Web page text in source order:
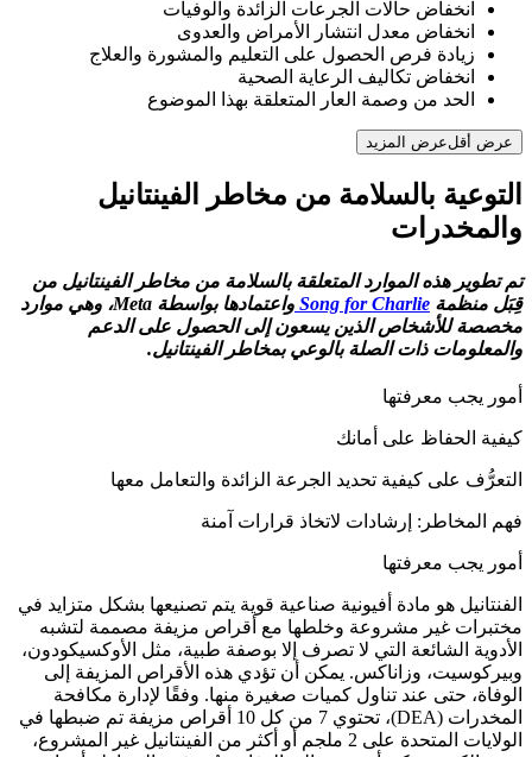
انخفاض حالات الجرعات الزائدة والوفيات
انخفاض معدل انتشار الأمراض والعدوى
زيادة فرص الحصول على التعليم والمشورة والعلاج
انخفاض تكاليف الرعاية الصحية
الحد من وصمة العار المتعلقة بهذا الموضوع
عرض أقلعرض المزيد
التوعية بالسلامة من مخاطر الفينتانيل
والمخدرات
تم تطوير هذه الموارد المتعلقة بالسلامة من مخاطر الفينتانيل من
قِبَل منظمة Song for Charlie
واعتمادها بواسطة Meta، وهي موارد
مخصصة للأشخاص الذين يسعون إلى الحصول على الدعم
والمعلومات ذات الصلة بالوعي بمخاطر الفينتانيل.
أمور يجب معرفتها
كيفية الحفاظ على أمانك
التعرُّف على كيفية تحديد الجرعة الزائدة والتعامل معها
فهم المخاطر: إرشادات لاتخاذ قرارات آمنة
أمور يجب معرفتها
الفنتانيل هو مادة أفيونية صناعية قوية يتم تصنيعها بشكل متزايد في
مختبرات غير مشروعة وخلطها مع أقراص مزيفة مصممة لتشبه
الأدوية الشائعة التي لا تصرف إلا بوصفة طبية، مثل الأوكسيكودون،
وبيركوسيت، وزاناكس. يمكن أن تؤدي هذه الأقراص المزيفة إلى
الوفاة، حتى عند تناول كميات صغيرة منها. وفقًا لإدارة مكافحة
المخدرات (DEA)، تحتوي 7 من كل 10 أقراص مزيفة تم ضبطها في
الولايات المتحدة على 2 ملجم أو أكثر من الفينتانيل غير المشروع،